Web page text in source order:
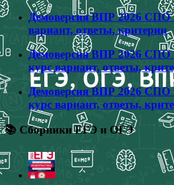
Демоверсия ВПР 2026 СПО
вариант, ответы, критерии
Демоверсия ВПР 2026 СПО
курс вариант, ответы,
Демоверсия ВПР 2026 СПО
курс вариант, ответы,
📚 Сборники ЕГЭ и ОГЭ